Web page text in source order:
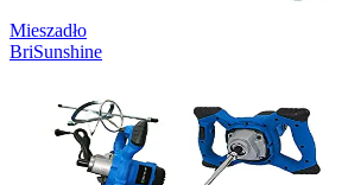
Mieszadło
BriSunshine